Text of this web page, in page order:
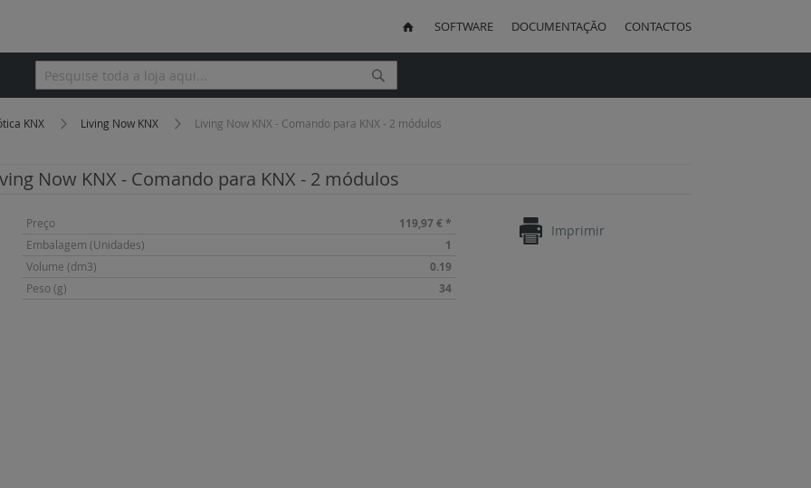
SOFTWARE DOCUMENTAÇÃO CONTACTOS
Pesquisa Pesquisa
KNX Living Now KNX Living Now KNX - Comando para KNX - 2 módulos
Now KNX - Comando para KNX - 2 módulos
Mais
informação
Preço 119,97 € *
Embalagem (Unidades) 1
Volume (dm3) 0.19
Peso (g) 34
Imprimir